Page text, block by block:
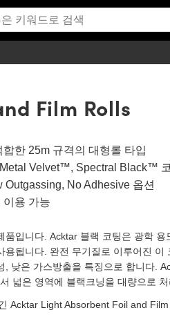
Film Rolls
한 25m 규격의 대형롤 타입
Velvet™, Spectral Black™
Outgassing, No Adhesive 옵션
이용 가능
품입니다. Acktar 블랙 코팅은 광학
용됩니다. 완전 무기질로 이루어진
, 낮은 가스방출을 특징으로 합니다.
넓은 영역에 블랙크닝을 대량으로
Acktar Light Absorbent Foil and